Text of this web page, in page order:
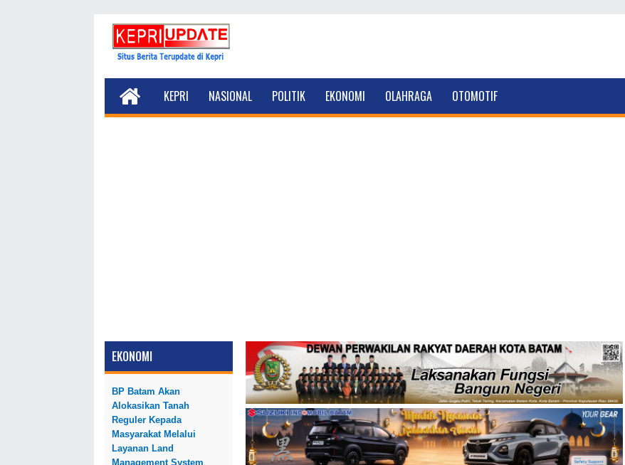
KEPRI NASIONAL POLITIK EKONOMI OLAHRAGA OTOMOTIF
EKONOMI
BP Batam Akan
Alokasikan Tanah
Reguler Kepada
Masyarakat Melalui
Layanan Land
Management System